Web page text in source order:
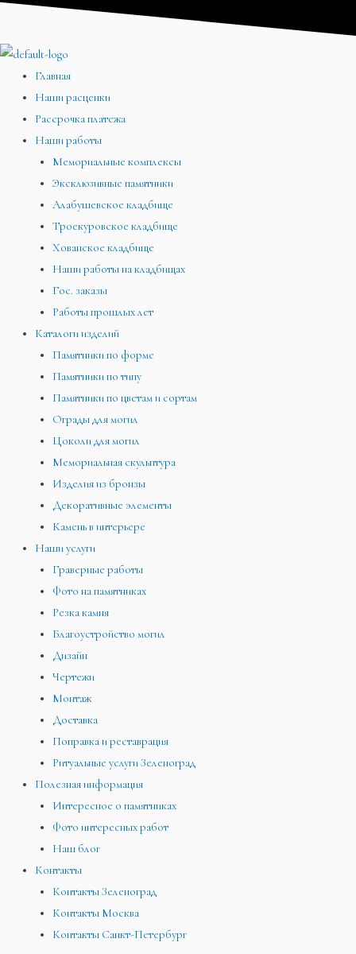
Перейти
содержимому
Главная
Наши расценки
Рассрочка платежа
Наши работы
Мемориальные комплексы
Эксклюзивные памятники
Алабушевское кладбище
Троекуровское кладбище
Хованское кладбище
Наши работы на кладбищах
Гос. заказы
Работы прошлых лет
Каталоги изделий
Памятники по форме
Памятники по типу
Памятники по цветам и сортам
Ограды для могил
Цоколи для могил
Мемориальная скульптура
Изделия из бронзы
Декоративные элементы
Камень в интерьере
Наши услуги
Граверные работы
Фото на памятниках
Резка камня
Благоустройство могил
Дизайн
Чертежи
Монтаж
Доставка
Поправка и реставрация
Ритуальные услуги Зеленоград
Полезная информация
Интересное о памятниках
Фото интересных работ
Наш блог
Контакты
Контакты Зеленоград
Контакты Москва
Контакты Санкт-Петербург